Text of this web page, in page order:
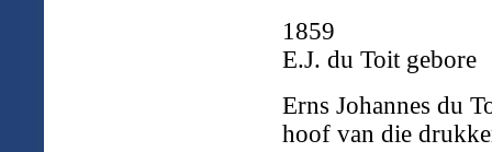
1859
E.J. du Toit gebore
Erns Johannes du
hoof van die